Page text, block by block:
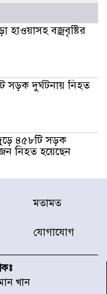
হাওয়াসহ বজ্রবৃষ্টির
সড়ক দুর্ঘটনায় নিহত
৪৫৮টি সড়ক
নিহত হয়েছেন
পরিবারের কাছে
ভাসছেন খিলক্ষেত
মতামত
যোগাযোগ
খান